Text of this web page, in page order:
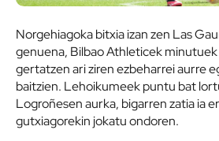
Norgehiagoka bitxia izan zen Las
genuena, Bilbao Athleticek minutuek
gertatzen ari ziren ezbeharrei aurre
baitzien. Lehoikumeek puntu bat
Logroñesen aurka, bigarren zatia ia
gutxiagorekin jokatu ondoren.